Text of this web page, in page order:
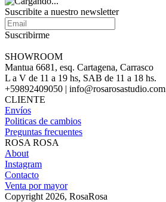
Suscribite a nuestro newsletter
Suscribirme
SHOWROOM
Mantua 6681, esq. Cartagena, Carrasco
L a V de 11 a 19 hs, SAB de 11 a 18 hs.
+59892409050 | info@rosarosastudio.com
CLIENTE
Envíos
Politicas de cambios
Preguntas frecuentes
ROSA ROSA
About
Instagram
Contacto
Venta por mayor
Copyright 2026, RosaRosa